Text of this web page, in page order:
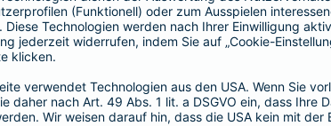
eine
Jetzt
SBU Invest
Die
Kund*innen finanzielle